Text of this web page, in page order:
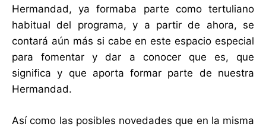
Hermandad, ya formaba parte como tertuliano
habitual del programa, y a partir de ahora, se
contará aún más si cabe en este espacio especial
para fomentar y dar a conocer que es, que
significa y que aporta formar parte de nuestra
Hermandad.
Así como las posibles novedades que en la misma